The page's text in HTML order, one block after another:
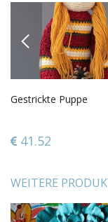
PREVIOUS
Gestrickte Puppe
41.52
WEITERE